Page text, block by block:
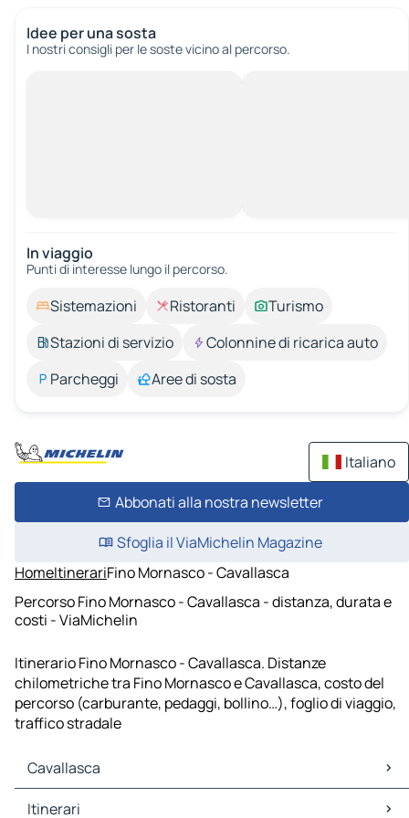
Idee per una sosta
I nostri consigli per le soste vicino al percorso.
In viaggio
Punti di interesse lungo il percorso.
Sistemazioni Ristoranti
Turismo
Stazioni di servizio
Colonnine di ricarica auto
Parcheggi
Aree di sosta
Italiano
Abbonati alla nostra newsletter
Sfoglia il ViaMichelin Magazine
HomeItinerariFino Mornasco - Cavallasca
Percorso Fino Mornasco - Cavallasca - distanza, durata e
costi - ViaMichelin
Itinerario Fino Mornasco - Cavallasca. Distanze
chilometriche tra Fino Mornasco e Cavallasca, costo del
percorso (carburante, pedaggi, bollino…), foglio di viaggio,
traffico stradale
Cavallasca
Cavallasca Mappe Piantine
Itinerari